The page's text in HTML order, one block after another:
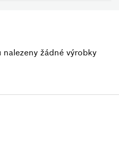
žádné výrobky